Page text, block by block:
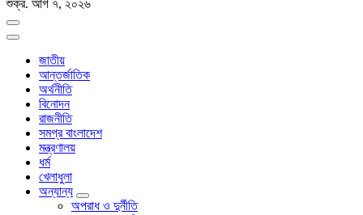
শুক্র. আগ ৭, ২০২৬
জাতীয়
আন্তর্জাতিক
অর্থনীতি
বিনোদন
রাজনীতি
সমগ্র বাংলাদেশ
মন্ত্রণালয়
ধর্ম
খেলাধুলা
অন্যান্য
অপরাধ ও দুর্নীতি